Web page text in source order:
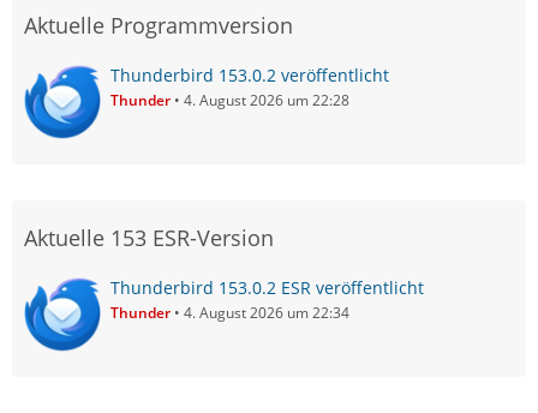
Aktuelle Programmversion
Thunderbird 153.0.2 veröffentlicht
Thunder 4. August 2026 um 22:28
Aktuelle 153 ESR-Version
Thunderbird 153.0.2 ESR veröffentlicht
Thunder 4. August 2026 um 22:34